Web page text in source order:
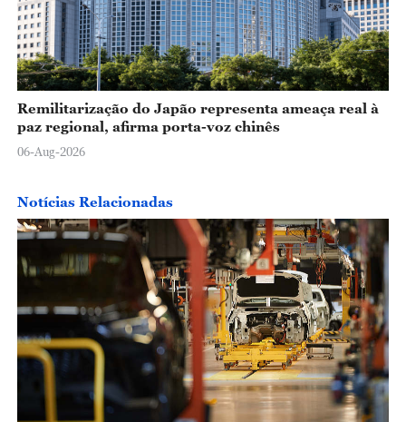
Remilitarização do Japão representa ameaça real à
paz regional, afirma porta-voz chinês
06-Aug-2026
Notícias Relacionadas